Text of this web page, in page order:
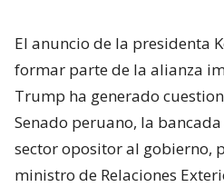
El anuncio de la presidenta
formar parte de la alianza
Trump ha generado
Senado peruano, la
sector opositor al gobierno,
ministro de Relaciones